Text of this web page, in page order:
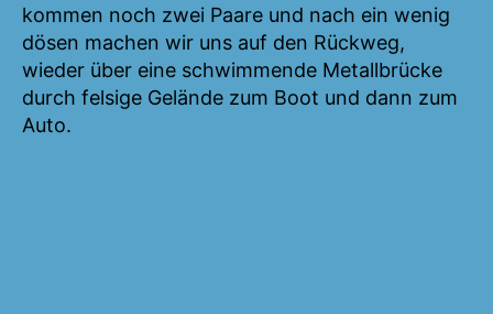
kommen noch zwei Paare und nach ein wenig
dösen machen wir uns auf den Rückweg,
wieder über eine schwimmende Metallbrücke
durch felsige Gelände zum Boot und dann zum
Auto.